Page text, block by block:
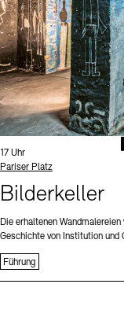
Uhrzeit:
17 Uhr
Standort
Pariser Platz
Bilderkeller
Die erhaltenen
Geschichte von Institution und
Führung